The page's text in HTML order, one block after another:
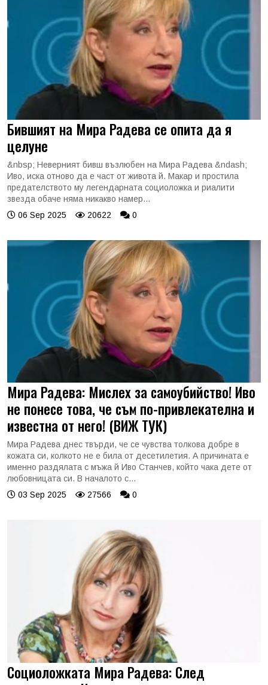
Бившият на Мира Радева се опита да я
целуне
&nbsp; Неверният бивш възлюбен на Мира Радева &ndash;
Иво, иска отново да е част от живота й. Макар и простила
предателството му легендарната социоложка и риалити
звезда обаче няма никакво намер...
06 Sep 2025
20622 0
Мира Радева: Мислех за самоубийство! Иво
не понесе това, че съм по-привлекателна и
известна от него! (ВИЖ ТУК)
Мира Радева днес твърди, че се чувства толкова добре в
кожата си, колкото не е била от десетилетия. А причината е
именно раздялата с мъжа й Иво Станчев, който чака дете от
любовницата си. В началото с...
03 Sep 2025
27566 0
Социоложката Мира Радева: След